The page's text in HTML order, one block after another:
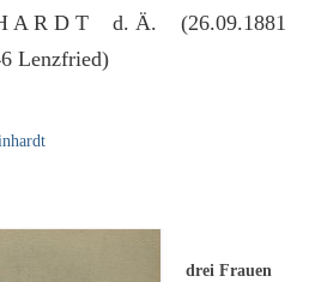
A R D T d. Ä. (26.09.1881
Lenzfried)
drei Frauen